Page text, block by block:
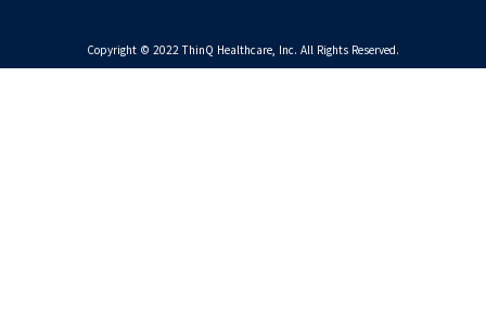
Copyright © 2022 ThinQ Healthcare, Inc. All Rights Reserved.